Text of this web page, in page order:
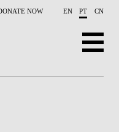
NOW EN PT CN